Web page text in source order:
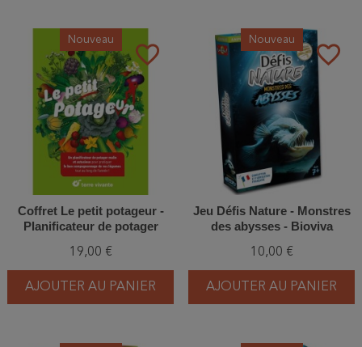
favorite_border
Nouveau
Coffret Le petit potageur -
Planificateur de potager
19,00 €
AJOUTER AU PANIER
favorite_border
Nouveau
Jeu Défis Nature - Monstres
des abysses - Bioviva
10,00 €
AJOUTER AU PANIER